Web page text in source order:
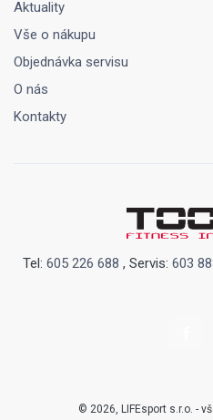
Aktuality
Vše o nákupu
Objednávka servisu
O nás
Kontakty
Tel: 605 226 688 , Servis: 603
© 2026, LIFEsport s.r.o. -